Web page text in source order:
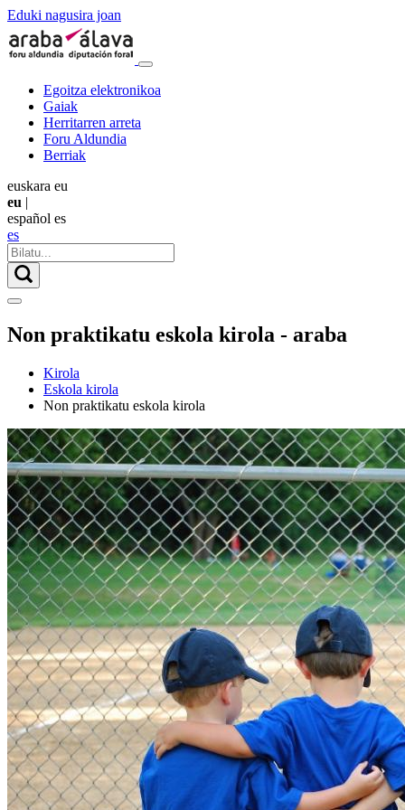
Eduki nagusira joan
Egoitza elektronikoa
Gaiak
Herritarren arreta
Foru Aldundia
Berriak
euskara eu
eu |
español es
es
Non praktikatu eskola kirola - araba
Kirola
Eskola kirola
Non praktikatu eskola kirola